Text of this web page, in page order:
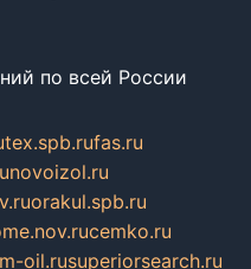
по всей России
fas.ru
novoizol.ru
orakul.spb.ru
cemko.ru
oil.rusuperiorsearch.ru